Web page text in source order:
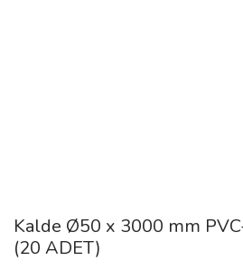
Kalde Ø50 x 3000 mm
(20 ADET)